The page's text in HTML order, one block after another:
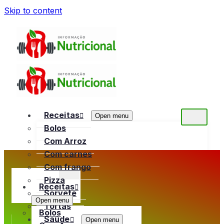
Skip to content
Receitas Open menu
Bolos
Com Arroz
Com carnes
Com frango
Pizza
Sorvete
Tortas
Saúde
Open menu
Receitas
Open menu
Bolos